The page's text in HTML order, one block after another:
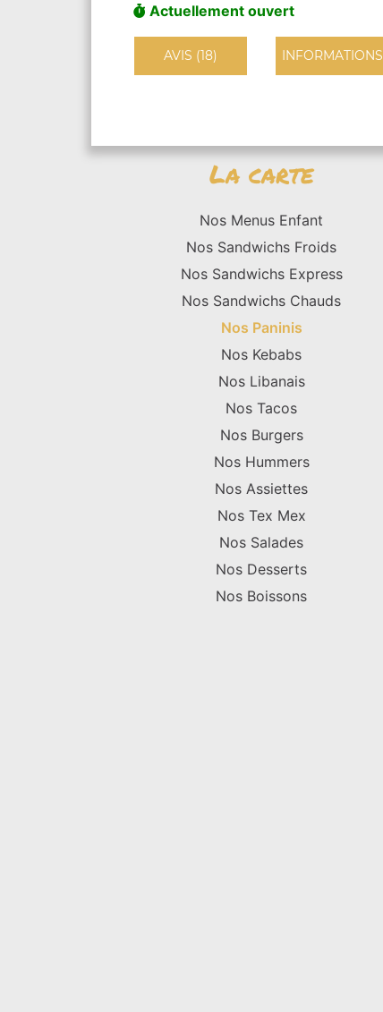
Actuellement ouvert
AVIS (18) INFORMATIONS
La carte
Nos Menus Enfant
Nos Sandwichs Froids
Nos Sandwichs Express
Nos Sandwichs Chauds
Nos Paninis
Nos Kebabs
Nos Libanais
Nos Tacos
Nos Burgers
Nos Hummers
Nos Assiettes
Nos Tex Mex
Nos Salades
Nos Desserts
Nos Boissons